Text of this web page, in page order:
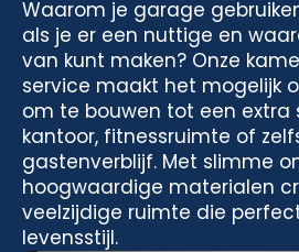
Waarom je garage
als je er een nuttige en
van kunt maken? Onze
service maakt het mogelijk
om te bouwen tot een extra
kantoor, fitnessruimte of
gastenverblijf. Met slimme
hoogwaardige materialen
veelzijdige ruimte die
levensstijl.